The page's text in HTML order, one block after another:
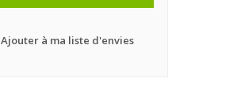
Ajouter à ma liste d'envies